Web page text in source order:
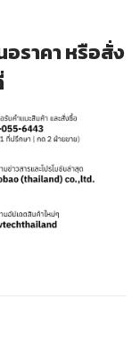
ราคา หรือสั่ง